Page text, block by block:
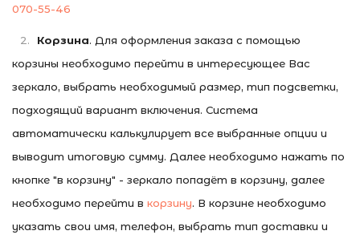
070-55-46
Корзина. Для оформления заказа с помощью
корзины необходимо перейти в интересующее Вас
зеркало, выбрать необходимый размер, тип подсветки,
подходящий вариант включения. Система
автоматически калькулирует все выбранные опции и
выводит итоговую сумму. Далее необходимо нажать по
кнопке "в корзину" - зеркало попадёт в корзину, далее
необходимо перейти в корзину. В корзине необходимо
указать свои имя, телефон, выбрать тип доставки и